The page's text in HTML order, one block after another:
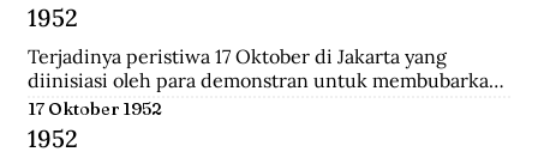
1952
Terjadinya peristiwa 17 Oktober di Jakarta yang
diinisiasi oleh para demonstran untuk membubarkan
Parlemen Indonesia akibat korupsi yang meluas dan
memburuk di Indonesia.
17 Oktober 1952
1952